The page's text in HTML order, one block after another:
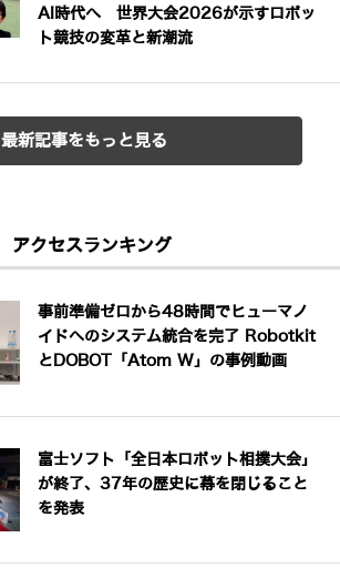
AI時代へ 世界大会2026が示すロボッ
ト競技の変革と新潮流
最新記事をもっと見る
アクセスランキング
事前準備ゼロから48時間でヒューマノ
イドへのシステム統合を完了 Robotkit
とDOBOT「Atom W」の事例動画
富士ソフト「全日本ロボット相撲大会」
が終了、37年の歴史に幕を閉じること
を発表